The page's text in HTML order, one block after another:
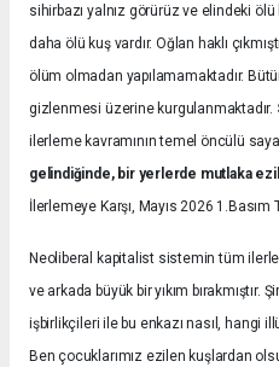
sihirbazı yalnız görürüz ve elindeki
daha ölü kuş vardır. Oğlan haklı
ölüm olmadan yapılamamaktadır.
gizlenmesi üzerine kurgulanmaktadır.
ilerleme kavramının temel öncülü
gelindiğinde, bir yerlerde mutlaka
İlerlemeye Karşı, Mayıs 2026 1.Basım
Neoliberal kapitalist sistemin tüm
ve arkada büyük bir yıkım
işbirlikçileri ile bu enkazı nasıl, hangi
Ben çocuklarımız ezilen kuşlardan